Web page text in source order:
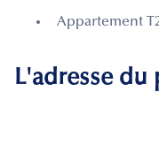
Appartement T2
L'adresse du